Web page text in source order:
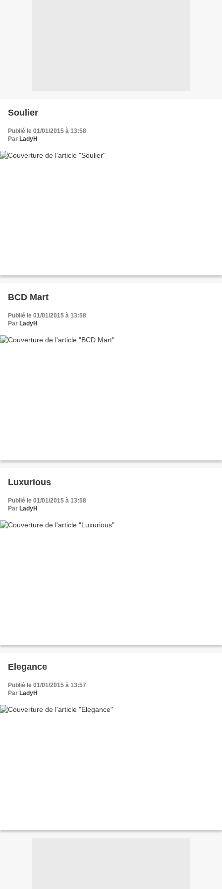
Soulier
Publié le 01/01/2015 à 13:58
Par LadyH
BCD Mart
Publié le 01/01/2015 à 13:58
Par LadyH
Luxurious
Publié le 01/01/2015 à 13:58
Par LadyH
Elegance
Publié le 01/01/2015 à 13:57
Par LadyH